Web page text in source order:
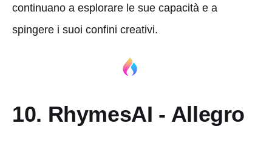
continuano a esplorare le sue capacità e a
spingere i suoi confini creativi.
10. RhymesAI - Allegro